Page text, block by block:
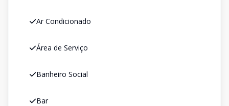
Ar Condicionado
Área de Serviço
Banheiro Social
Bar